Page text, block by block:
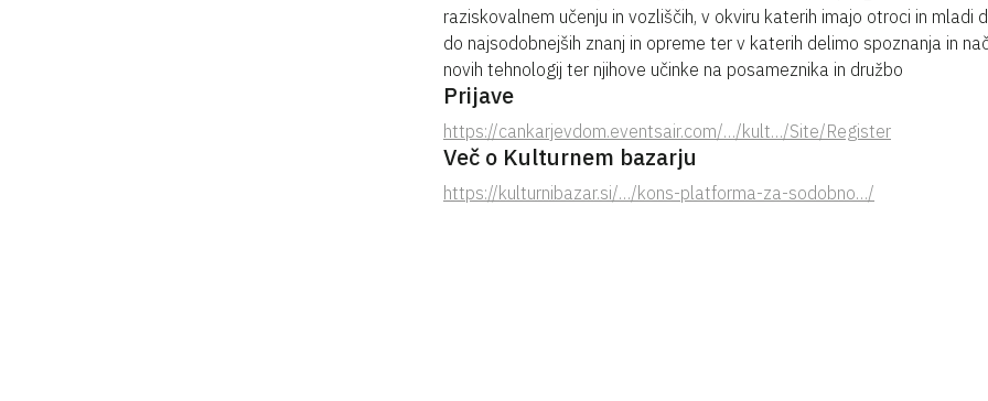
raziskovalnem učenju in vozliščih, v okviru katerih imajo otroci in mladi
do najsodobnejših znanj in opreme ter v katerih delimo spoznanja in
novih tehnologij ter njihove učinke na posameznika in družbo
Prijave
https://cankarjevdom.eventsair.com/…/kult…/Site/Register
Več o Kulturnem bazarju
https://kulturnibazar.si/…/kons-platforma-za-sodobno…/